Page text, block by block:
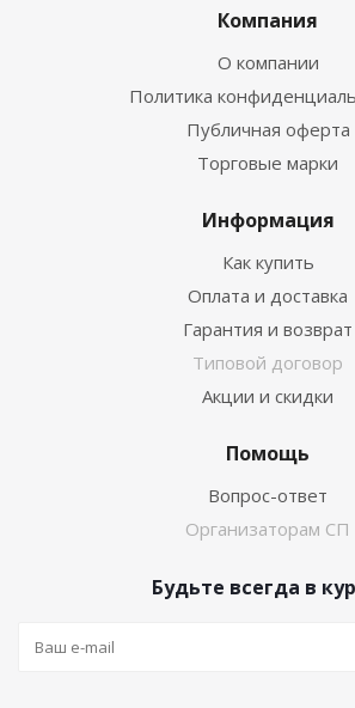
Компания
О компании
Политика
Публичная оферта
Торговые марки
Информация
Как купить
Оплата и доставка
Гарантия и возврат
Типовой договор
Акции и скидки
Помощь
Вопрос-ответ
Организаторам СП
Будьте всегда в